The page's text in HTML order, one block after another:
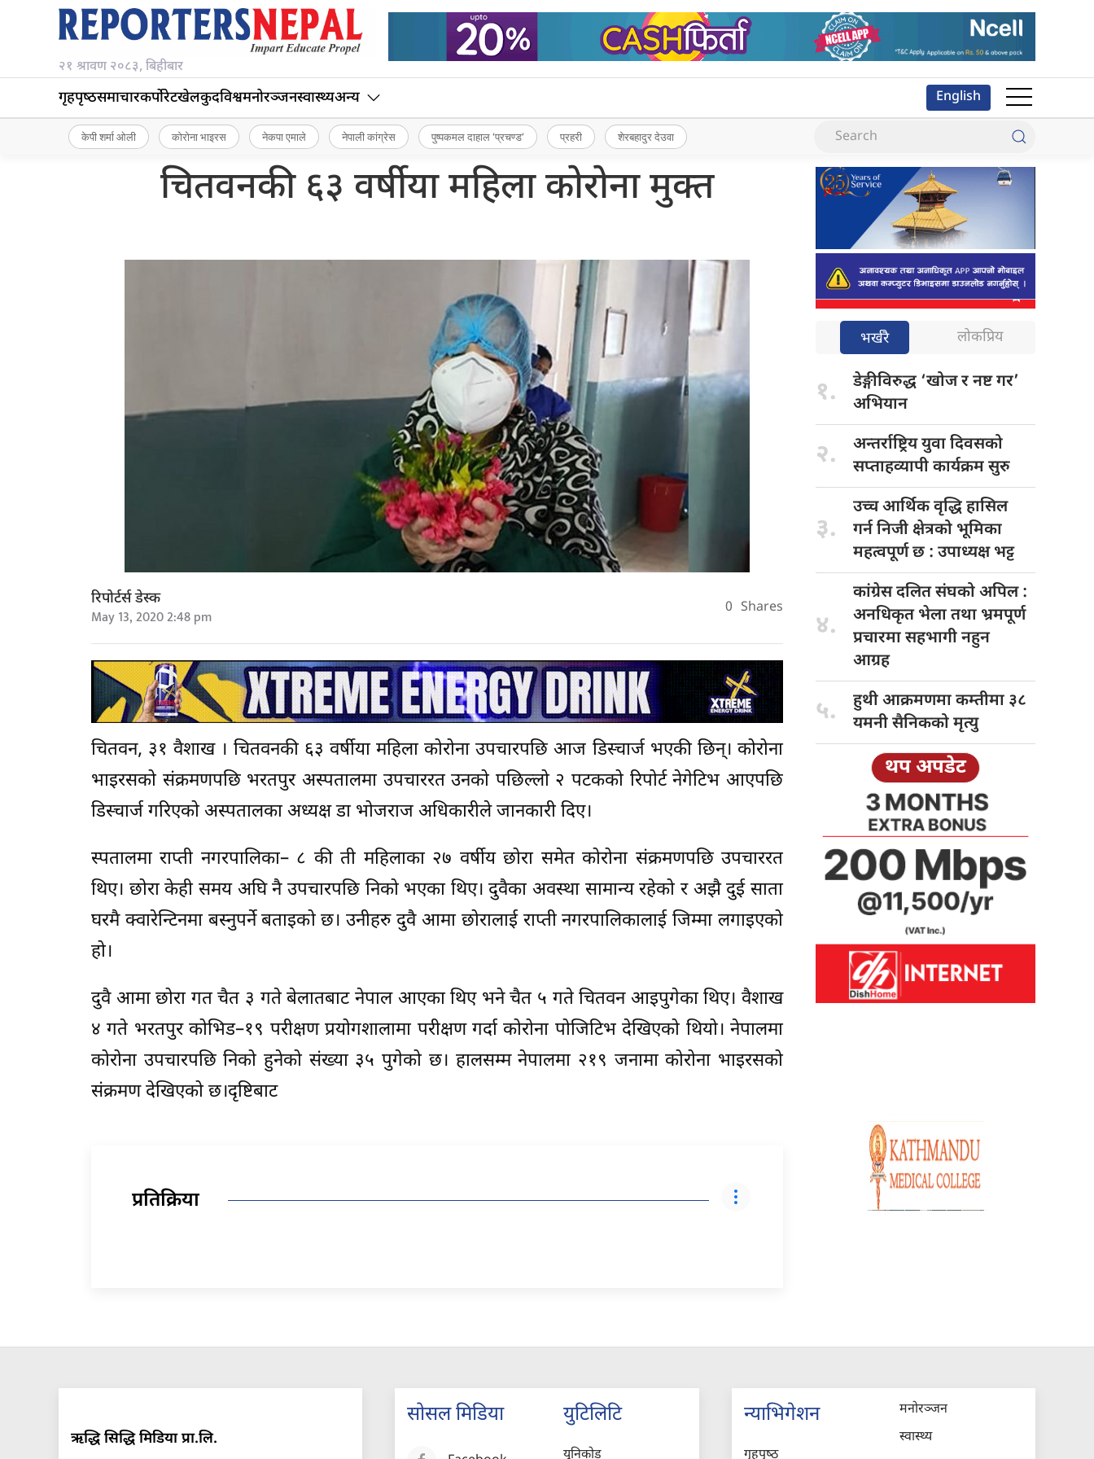
२१ श्रावण २०८३, बिहीबार
गृहपृष्‍ठसमाचारकर्पोरेटखेलकुदविश्वमनोरञ्जनस्वास्थ्यअन्य English
केपी शर्मा ओली कोरोना भाइरस नेकपा एमाले नेपाली कांग्रेस पुष्पकमल दाहाल ‘प्रचण्ड’ प्रहरी शेरबहादुर देउवा
चितवनकी ६३ वर्षीया महिला कोरोना मुक्त
रिपोर्टर्स डेस्क
May 13, 2020 2:48 pm 0 Shares
चितवन, ३१ वैशाख । चितवनकी ६३ वर्षीया महिला कोरोना उपचारपछि आज डिस्चार्ज भएकी छिन्। कोरोना
भाइरसको संक्रमणपछि भरतपुर अस्पतालमा उपचाररत उनको पछिल्लो २ पटकको रिपोर्ट नेगेटिभ आएपछि
डिस्चार्ज गरिएको अस्पतालका अध्यक्ष डा भोजराज अधिकारीले जानकारी दिए।
स्पतालमा राप्ती नगरपालिका– ८ की ती महिलाका २७ वर्षीय छोरा समेत कोरोना संक्रमणपछि उपचाररत
थिए। छोरा केही समय अघि नै उपचारपछि निको भएका थिए। दुवैका अवस्था सामान्य रहेको र अझै दुई साता
घरमै क्वारेन्टिनमा बस्नुपर्ने बताइको छ। उनीहरु दुवै आमा छोरालाई राप्ती नगरपालिकालाई जिम्मा लगाइएको
हो।
दुवै आमा छोरा गत चैत ३ गते बेलातबाट नेपाल आएका थिए भने चैत ५ गते चितवन आइपुगेका थिए। वैशाख
४ गते भरतपुर कोभिड–१९ परीक्षण प्रयोगशालामा परीक्षण गर्दा कोरोना पोजिटिभ देखिएको थियो। नेपालमा
कोरोना उपचारपछि निको हुनेको संख्या ३५ पुगेको छ। हालसम्म नेपालमा २१९ जनामा कोरोना भाइरसको
संक्रमण देखिएको छ।दृष्टिबाट
प्रतिक्रिया
भर्खरै लोकप्रिय
१. डेङ्गीविरुद्ध ‘खोजर नष्ट गर’
अभियान
२. अन्तर्राष्ट्रिय युवादिवसको
सप्ताहव्यापी कार्यक्रम सुरु
३.
उच्च आर्थिकवृद्धि हासिल
गर्न निजी क्षेत्रको भूमिका
महत्वपूर्ण छ : उपाध्यक्ष भट्ट
४.
कांग्रेस दलितसंघको अपिल :
अनधिकृत भेला तथा भ्रमपूर्ण
प्रचारमा सहभागी नहुन
आग्रह
५. हुथी आक्रमणमाकम्तीमा ३८
यमनी सैनिकको मृत्यु
थप अपडेट
ऋद्धि सिद्धि मिडिया प्रा.लि.
सोसल मिडिया युटिलिटि
युनिकोड
न्याभिगेशन
गृहपृष्‍ठ
मनोरञ्जन
स्वास्थ्य